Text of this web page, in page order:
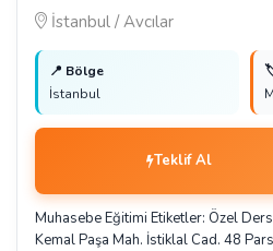
İstanbul / Avcılar
📍 Bölge
İstanbul
Teklif Al
Muhasebe Eğitimi Etiketler: Özel
Kemal Paşa Mah. İstiklal Cad. 48